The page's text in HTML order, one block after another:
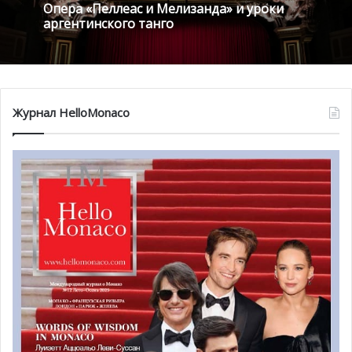
Соревнования по спортивным
танцам Trophée du Rocher
11 января в пространстве Лео Ферре в пятый раз
пройдут соревнования по спортивным танцам под
названиемTrophée du Rocher.
Каждый год пары из разных уголков Европы борются за
главный приз. В мероприятии участвуют танцоры всех
возрастов, начиная с шести лет. Они исполняют
Опера «Пеллеас и Мелизанда» и уроки
аргентинского танго
Журнал HelloMonaco